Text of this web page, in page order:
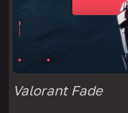
Valorant Fade